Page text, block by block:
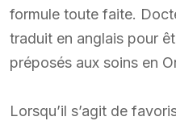
formule toute faite.
traduit en anglais pour
préposés aux soins en
Lorsqu’il s’agit de